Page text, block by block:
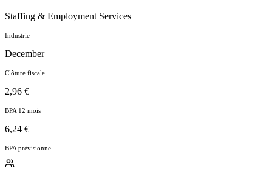
Staffing & Employment Services
Industrie
December
Clôture fiscale
2,96 €
BPA 12 mois
6,24 €
BPA prévisionnel